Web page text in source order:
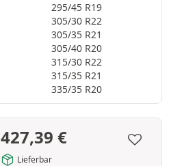
295/45 R19
305/30 R22
305/35 R21
305/40 R20
315/30 R22
315/35 R21
335/35 R20
427,39 €
Lieferbar